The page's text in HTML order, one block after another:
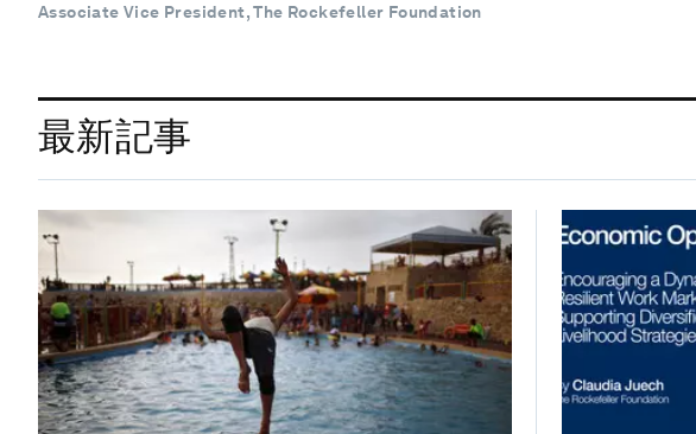
Associate Vice President, The Rockefeller Foundation
最新記事